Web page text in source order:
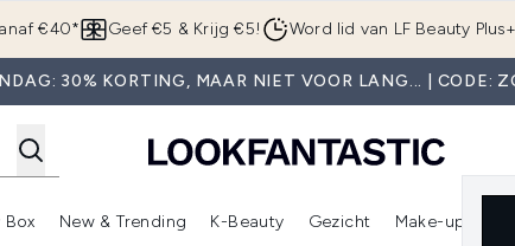
Overslaan naar de hoofdinhoud
€40* Geef €5 & Krijg €5! Word lid van LF Beauty Plus+
30% KORTING, MAAR NIET VOOR LANG... | CODE:
(Sale) Enter submenu (Merken)
Box
Enter submenu (Beauty Box)
New & Trending
Enter submenu (New & Trending)
K-Beauty
Enter submenu (K-Beauty)
Gezicht Make-up